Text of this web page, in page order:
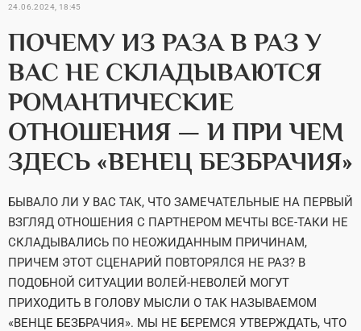
24.06.2024, 18:45
ПОЧЕМУ ИЗ РАЗА В РАЗ У
ВАС НЕ СКЛАДЫВАЮТСЯ
РОМАНТИЧЕСКИЕ
ОТНОШЕНИЯ — И ПРИ ЧЕМ
ЗДЕСЬ «ВЕНЕЦ БЕЗБРАЧИЯ»
БЫВАЛО ЛИ У ВАС ТАК, ЧТО ЗАМЕЧАТЕЛЬНЫЕ НА ПЕРВЫЙ
ВЗГЛЯД ОТНОШЕНИЯ С ПАРТНЕРОМ МЕЧТЫ ВСЕ-ТАКИ НЕ
СКЛАДЫВАЛИСЬ ПО НЕОЖИДАННЫМ ПРИЧИНАМ,
ПРИЧЕМ ЭТОТ СЦЕНАРИЙ ПОВТОРЯЛСЯ НЕ РАЗ? В
ПОДОБНОЙ СИТУАЦИИ ВОЛЕЙ-НЕВОЛЕЙ МОГУТ
ПРИХОДИТЬ В ГОЛОВУ МЫСЛИ О ТАК НАЗЫВАЕМОМ
«ВЕНЦЕ БЕЗБРАЧИЯ». МЫ НЕ БЕРЕМСЯ УТВЕРЖДАТЬ, ЧТО